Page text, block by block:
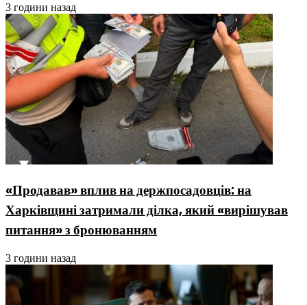
3 години назад
«Продавав» вплив на держпосадовців: на
Харківщині затримали ділка, який «вирішував
питання» з бронюванням
3 години назад